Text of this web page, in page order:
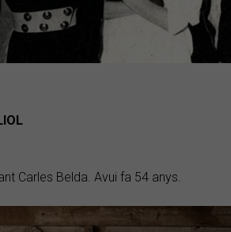
Carles Belda. Avui fa 54 anys.